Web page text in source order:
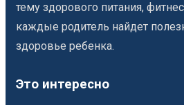
тему здорового питания,
каждые родитель найдет
здоровье ребенка.
Это интересно